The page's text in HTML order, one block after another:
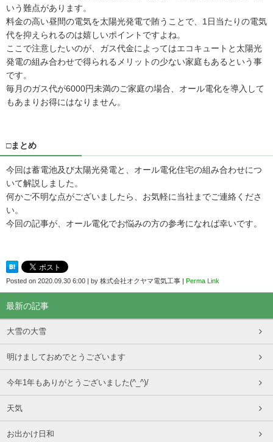
いう難点があります。
料金の高い昼間の電気を太陽光発電で賄うことで、1日当たりの電気
代を抑えられるのは嬉しいポイントですよね。
ここで注意したいのが、ガス代金によってはエコキュートと太陽光
発電の組み合わせで得られるメリットの少ない家庭もあるという事
です。
毎月のガス代が6000円未満のご家庭の場合、オール電化を導入して
もあまりお得にはなりません。
□まとめ
今回は蓄電池及び太陽光発電と、オール電化住宅の組み合わせにつ
いて解説しました。
何かご不明な点がございましたら、お気軽に当社までご連絡くださ
い。
今回の記事が、オール電化でお悩みの方の参考になれば幸いです。
Posted on 2020.09.30 6:00 | by 株式会社オクヤマ電気工事 | Perma Link
最新の記事
大雪の大雪
明けましておめでとうございます
今年1年もありがとうございました(^_^)/
天気
お出かけ日和